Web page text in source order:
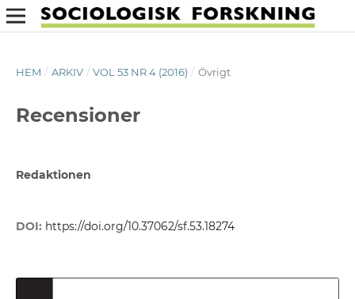
HEM / ARKIV / VOL 53 NR 4 (2016) / Övrigt
Recensioner
Redaktionen
DOI: https://doi.org/10.37062/sf.53.18274